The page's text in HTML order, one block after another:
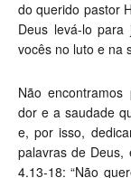
do querido pastor
Deus levá-lo
vocês no luto e na
Não
dor e a saudade
e, por isso,
palavras de Deus,
4.13-18: “Não